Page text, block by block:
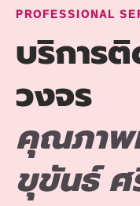
PROFESSIONAL
บริการ
วงจร
คุณภาพ
ขุขันธ์ ศ